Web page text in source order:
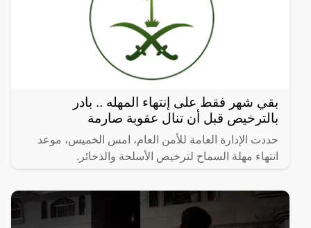
بقي شهر فقط على إنتهاء المهله .. بادر
بالترخيص قبل أن تنال عقوبة صارمة
حددت الإدارة العامة للأمن العام، امس الخميس، موعد
انتهاء مهلة السماح لترخيص الأسلحة والذخائر.